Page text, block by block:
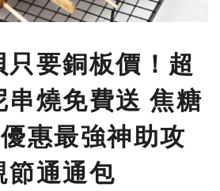
要銅板價！超
燒免費送 焦糖
惠最強神助攻
節通通包